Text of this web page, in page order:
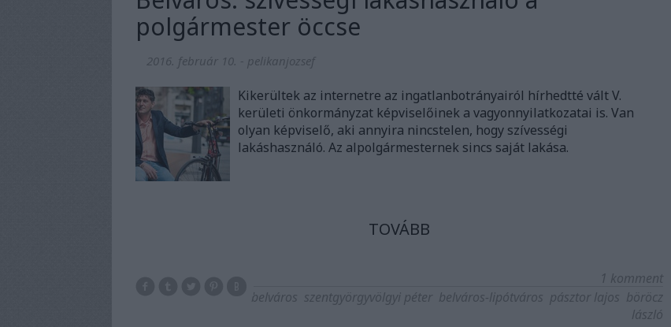
polgármester öccse
2016. február 10. - pelikanjozsef
Kikerültek az internetre az ingatlanbotrányairól hírhedtté vált V.
kerületi önkormányzat képviselőinek a vagyonnyilatkozatai is. Van
olyan képviselő, aki annyira nincstelen, hogy szívességi
lakáshasználó. Az alpolgármesternek sincs saját lakása.
TOVÁBB
1 komment
belváros szentgyörgyvölgyi péter belváros-lipótváros pásztor lajos böröcz
lászló